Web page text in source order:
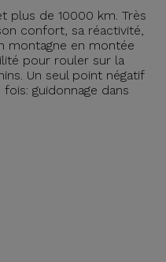
plus de 10000 km. Très
confort, sa réactivité,
montagne en montée
pour rouler sur la
Un seul point négatif
fois: guidonnage dans